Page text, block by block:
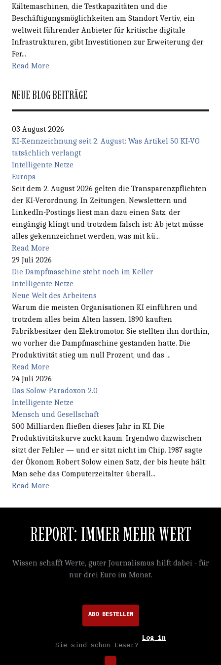
Kältemaschinen, die Testkapazitäten und die
Beschäftigungsmöglichkeiten am Standort Vertiv, ein
weltweit führender Anbieter für kritische digitale
Infrastrukturen, gibt Investitionen zur Erweiterung der
Fer...
Read More
NEUE BLOG BEITRÄGE
03 August 2026
KI-Kennzeichnung seit 2. August: Was Artikel 50 KI-VO
tatsächlich verlangt
Intelligente Netze
Europa
Seit dem 2. August 2026 gelten die Transparenzpflichten
der KI-Verordnung. In Zeitungen, Newslettern und
LinkedIn-Postings liest man dazu einen Satz, der
eingängig klingt und trotzdem falsch ist: Ab jetzt müsse
alles gekennzeichnet werden, was mit kü...
Read More
29 Juli 2026
Die Dampfmaschine steht noch im Keller
Intelligente Netze
Neue Welt des Arbeitens
Warum die meisten Organisationen KI einführen und
trotzdem alles beim Alten lassen. 1890 kauften
Fabrikbesitzer den Elektromotor. Sie stellten ihn dorthin,
wo vorher die Dampfmaschine gestanden hatte. Die
Produktivität stieg um null Prozent, und das ...
Read More
24 Juli 2026
Das Solow-Paradoxon 2.0
Intelligente Netze
Mensch und Gesellschaft
500 Milliarden fließen dieses Jahr in KI. Die
Produktivitätskurve zuckt kaum. Irgendwo dazwischen
sitzt der Fehler — und er sitzt nicht im Chip. 1987 sagte
der Ökonom Robert Solow einen Satz, der bis heute hält:
Man sehe das Computerzeitalter überall...
Read More
REPORT: IMMER MEHR WERT
Wissen schafft Werte, guter Journalismus hilft dabei - für
nur drei Euro im Monat.
ABO BESTELLEN
Sie sind schon Leser?
Log in